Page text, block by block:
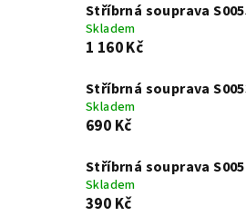
Stříbrná souprava
Skladem
1 160 Kč
Stříbrná souprava
Skladem
690 Kč
Stříbrná souprava
Skladem
390 Kč